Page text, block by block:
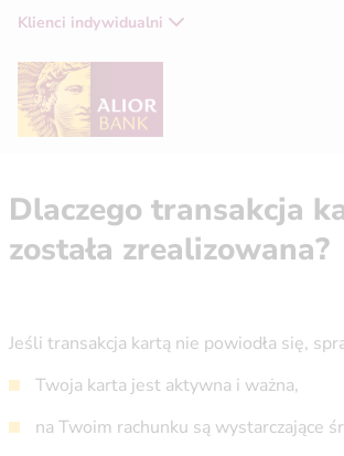
Klienci indywidualni
Dlaczego transakcja
została zrealizowana?
Jeśli transakcja kartą nie powiodła się,
Twoja karta jest aktywna i ważna,
na Twoim rachunku są wystarczające